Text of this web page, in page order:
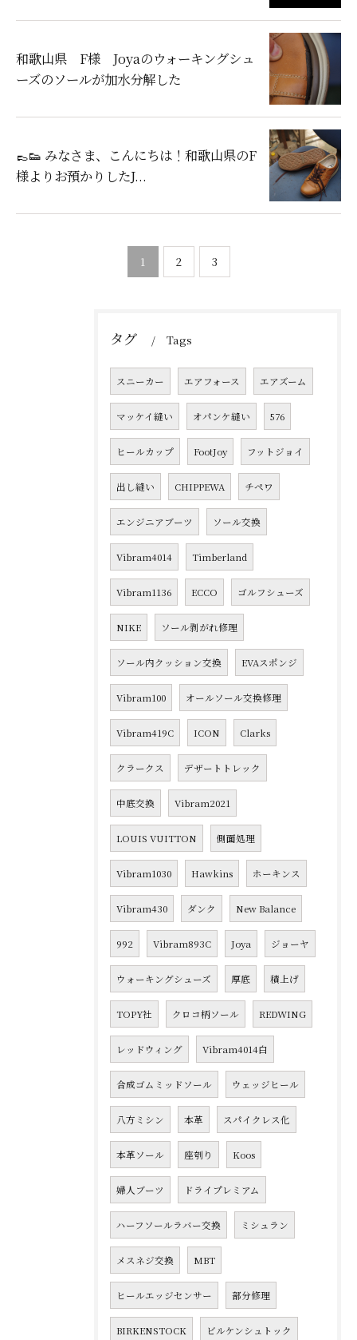
和歌山県 F様 Joyaのウォーキングシュ
ーズのソールが加水分解した
👞👟 みなさま、こんにちは！和歌山県のF
様よりお預かりしたJ...
1 2 3
タグ Tags
スニーカー エアフォース エアズーム
マッケイ縫い オパンケ縫い 576
ヒールカップ FootJoy フットジョイ
出し縫い CHIPPEWA チペワ
エンジニアブーツ ソール交換
Vibram4014 Timberland
Vibram1136 ECCO ゴルフシューズ
NIKE ソール剥がれ修理
ソール内クッション交換 EVAスポンジ
Vibram100 オールソール交換修理
Vibram419C ICON Clarks
クラークス デザートトレック
中底交換 Vibram2021
LOUIS VUITTON 側面処理
Vibram1030 Hawkins ホーキンス
Vibram430 ダンク New Balance
992 Vibram893C Joya ジョーヤ
ウォーキングシューズ 厚底 積上げ
TOPY社 クロコ柄ソール REDWING
レッドウィング Vibram4014白
合成ゴムミッドソール ウェッジヒール
八方ミシン 本革 スパイクレス化
本革ソール 座刳り Koos
婦人ブーツ ドライプレミアム
ハーフソールラバー交換 ミシュラン
メスネジ交換 MBT
ヒールエッジセンサー 部分修理
BIRKENSTOCK ビルケンシュトック